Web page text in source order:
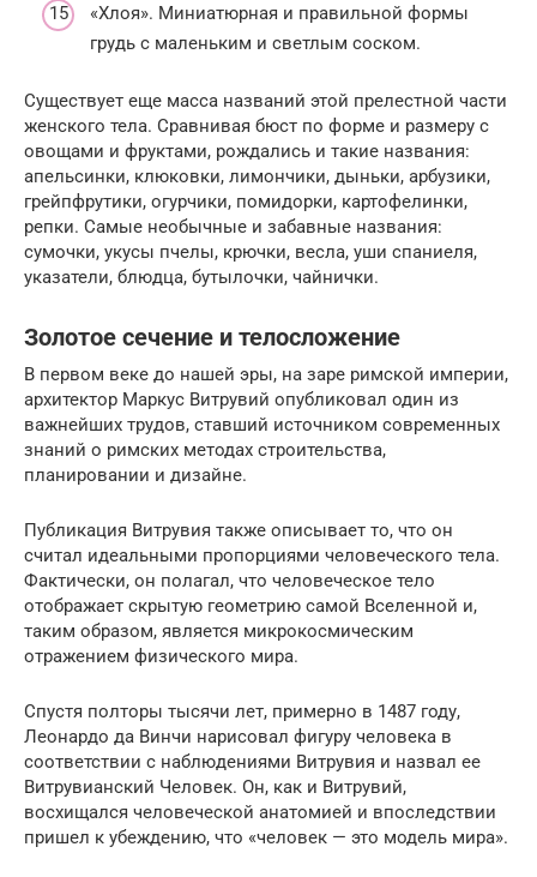
«Хлоя». Миниатюрная и правильной формы
грудь с маленьким и светлым соском.
Существует еще масса названий этой прелестной части
женского тела. Сравнивая бюст по форме и размеру с
овощами и фруктами, рождались и такие названия:
апельсинки, клюковки, лимончики, дыньки, арбузики,
грейпфрутики, огурчики, помидорки, картофелинки,
репки. Самые необычные и забавные названия:
сумочки, укусы пчелы, крючки, весла, уши спаниеля,
указатели, блюдца, бутылочки, чайнички.
Золотое сечение и телосложение
В первом веке до нашей эры, на заре римской империи,
архитектор Маркус Витрувий опубликовал один из
важнейших трудов, ставший источником современных
знаний о римских методах строительства,
планировании и дизайне.
Публикация Витрувия также описывает то, что он
считал идеальными пропорциями человеческого тела.
Фактически, он полагал, что человеческое тело
отображает скрытую геометрию самой Вселенной и,
таким образом, является микрокосмическим
отражением физического мира.
Спустя полторы тысячи лет, примерно в 1487 году,
Леонардо да Винчи нарисовал фигуру человека в
соответствии с наблюдениями Витрувия и назвал ее
Витрувианский Человек. Он, как и Витрувий,
восхищался человеческой анатомией и впоследствии
пришел к убеждению, что «человек — это модель мира».